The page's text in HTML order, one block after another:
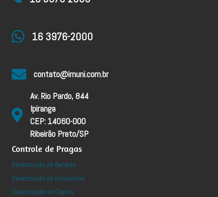
16 3976-2000
contato@imuni.com.br
Av. Rio Pardo, 844
Ipiranga
CEP: 14060-000
Ribeirão Preto/SP
Controle de Pragas
Dedetização de Baratas
Dedetização de Escorpiões
Dedetização de Cupins